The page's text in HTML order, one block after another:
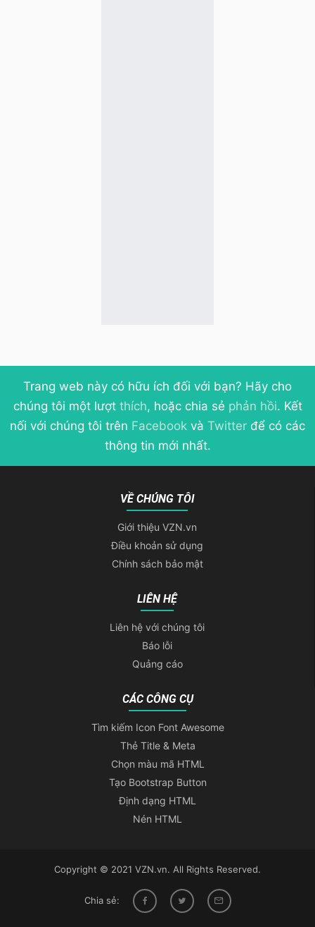
Trang web này có hữu ích đối với bạn? Hãy cho
chúng tôi một lượt thích, hoặc chia sẻ phản hồi. Kết
nối với chúng tôi trên Facebook và Twitter để có các
thông tin mới nhất.
VỀ CHÚNG TÔI
Giới thiệu VZN.vn
Điều khoản sử dụng
Chính sách bảo mật
LIÊN HỆ
Liên hệ với chúng tôi
Báo lỗi
Quảng cáo
CÁC CÔNG CỤ
Tìm kiếm Icon Font Awesome
Thẻ Title & Meta
Chọn màu mã HTML
Tạo Bootstrap Button
Định dạng HTML
Nén HTML
Copyright © 2021 VZN.vn. All Rights Reserved.
Chia sẻ: